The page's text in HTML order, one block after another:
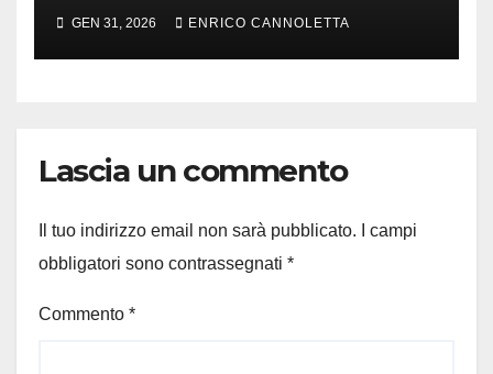
GEN 31, 2026 ENRICO CANNOLETTA
Lascia un commento
Il tuo indirizzo email non sarà pubblicato.
I campi
obbligatori sono contrassegnati *
Commento *